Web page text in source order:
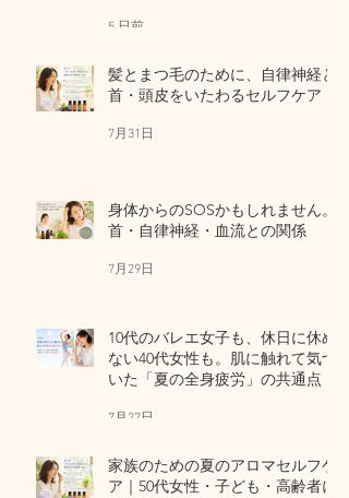
5 日前
髪とまつ毛のために、自律神経と
首・頭皮をいたわるセルフケア
7月31日
身体からのSOSかもしれません。
首・自律神経・血流との関係
7月29日
10代のバレエ女子も、休日に休め
ない40代女性も。肌に触れて気づ
いた「夏の全身疲労」の共通点
7月27日
家族のための夏のアロマセルフケ
ア｜50代女性・子ども・高齢者に